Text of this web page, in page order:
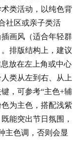
类活动，以纯色背
社区或亲子类活
画风（适合年轻群
排版结构上，建议
放在左上角或中心
类从左到右、从上
，可参考“主色+辅
为主色，搭配浅紫
能突出节日氛围，
主色调，否则会显